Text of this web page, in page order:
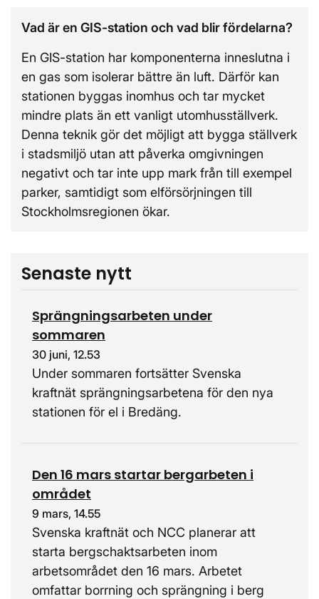
Vad är en GIS-station och vad blir fördelarna?
En GIS-station har komponenterna inneslutna i
en gas som isolerar bättre än luft. Därför kan
stationen byggas inomhus och tar mycket
mindre plats än ett vanligt utomhusställverk.
Denna teknik gör det möjligt att bygga ställverk
i stadsmiljö utan att påverka omgivningen
negativt och tar inte upp mark från till exempel
parker, samtidigt som elförsörjningen till
Stockholmsregionen ökar.
Senaste nytt
Sprängningsarbeten under
sommaren
30 juni, 12.53
Under sommaren fortsätter Svenska
kraftnät sprängningsarbetena för den nya
stationen för el i Bredäng.
Den 16 mars startar bergarbeten i
området
9 mars, 14.55
Svenska kraftnät och NCC planerar att
starta bergschaktsarbeten inom
arbetsområdet den 16 mars. Arbetet
omfattar borrning och sprängning i berg